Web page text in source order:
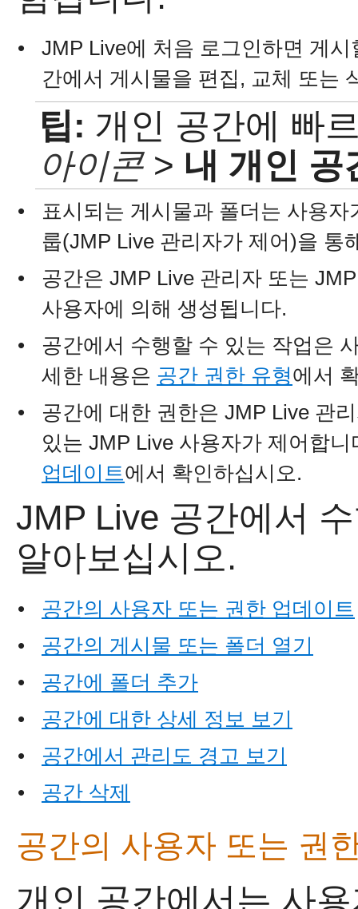
• JMP Live에 처음 로그인하면 게
간에서 게시물을 편집, 교체 또는
팁: 개인 공간에 빠
아이콘 > 내 개인 공
•
표시되는 게시물과 폴더는 사용
룹(JMP Live 관리자가 제어)을 통
•
공간은 JMP Live 관리자 또는
사용자에 의해 생성됩니다.
•
공간에서 수행할 수 있는 작업은
세한 내용은 공간 권한 유형에서
•
공간에 대한 권한은 JMP Live 관
있는 JMP Live 사용자가 제어합
업데이트에서 확인하십시오.
JMP Live 공간에서
알아보십시오.
•
공간의 사용자 또는 권한 업데이트
•
공간의 게시물 또는 폴더 열기
•
공간에 폴더 추가
•
공간에 대한 상세 정보 보기
•
공간에서 관리도 경고 보기
•
공간 삭제
공간의 사용자 또는 권
개인 공간에서는 사